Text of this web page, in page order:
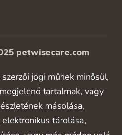
petwisecare.com
jogi műnek minősül,
tartalmak, vagy
másolása,
tárolása,